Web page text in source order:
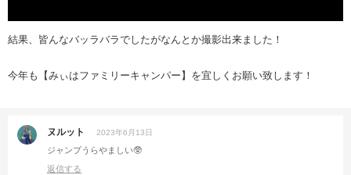
結果、皆んなバッラバラでしたがなんとか撮影出来ました！
今年も【みぃはファミリーキャンパー】を宜しくお願い致します！
ヌルット 2023年6月13日
ジャンプうらやましい🥸
返信する